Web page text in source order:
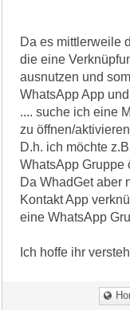
Da es mittlerweile
die eine
ausnutzen und
WhatsApp App
.... suche ich eine
zu öffnen/
D.h. ich möchte
WhatsApp Gruppe
Da WhadGet aber
Kontakt App
eine WhatsApp
Ich hoffe ihr